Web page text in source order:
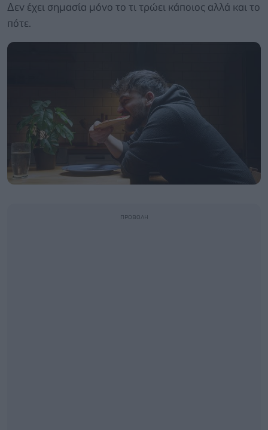
Δεν έχει σημασία μόνο το τι τρώει κάποιος αλλά και το
πότε.